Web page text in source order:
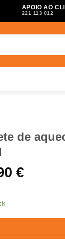
APOIO AO
221 113 012
de
€